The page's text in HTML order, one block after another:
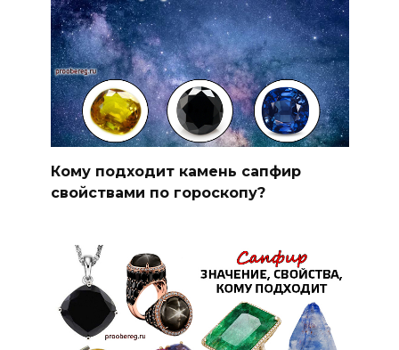
Кому подходит камень сапфир
свойствами по гороскопу?